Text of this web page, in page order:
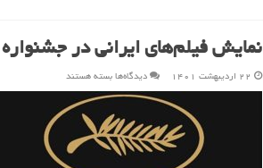
نمایش فیلم‌های ایرانی در جشنواره کن
۲۲ اردیبهشت ۱۴۰۱ دیدگاه‌هابرای
فیلم‌های
ایرانی
در
جشنواره
کن
۲۰۲۲
بسته هستند